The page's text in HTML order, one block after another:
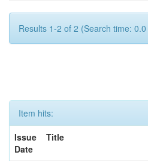
Results 1-2 of 2 (Search time:
Item hits:
Issue
Date
Title